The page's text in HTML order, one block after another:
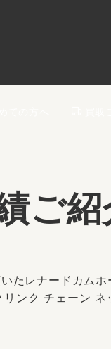
ご
たレナードカムホ
ンク チェーン ネ